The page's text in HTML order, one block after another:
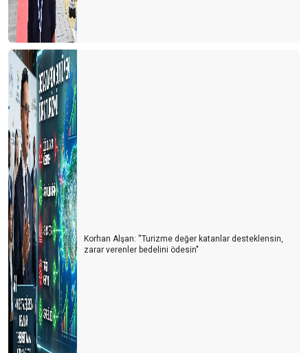
Korhan Alşan: ''Turizme değer katanlar desteklensin,
zarar verenler bedelini ödesin"